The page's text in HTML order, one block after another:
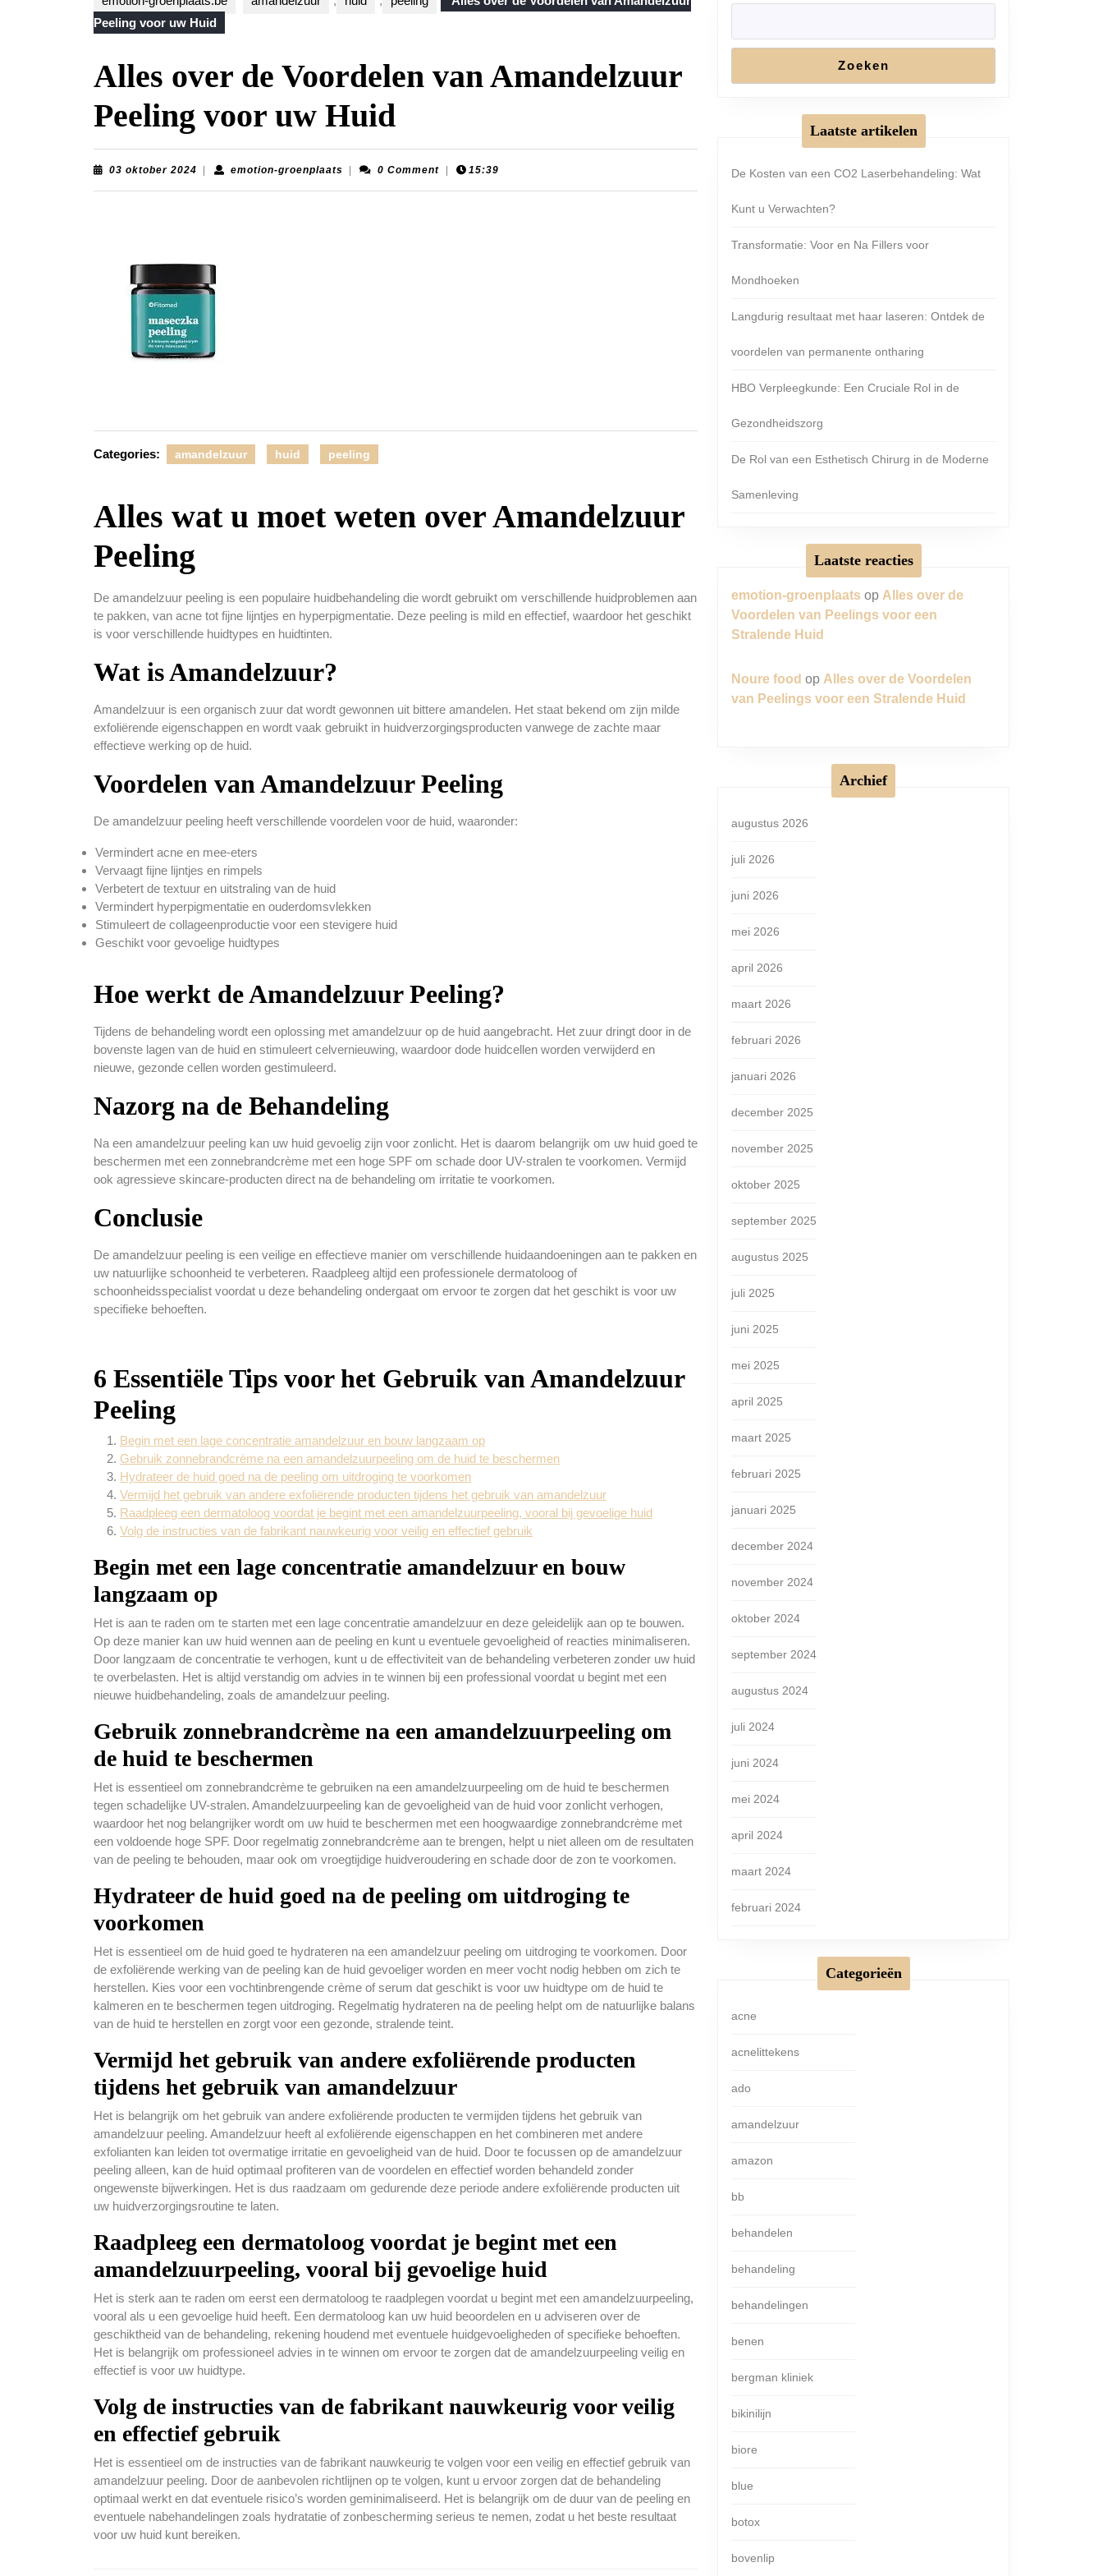
Peeling voor uw Huid
Alles over de Voordelen van Amandelzuur
Peeling voor uw Huid
03 oktober 2024 03
emotion-groenplaatsemotion-0 Comment 15:39
Categories: amandelzuur huid peeling
Alles wat u moet weten over Amandelzuur
Peeling
De amandelzuur peeling is een populaire huidbehandeling die wordt gebruikt om verschillende huidproblemen aan
te pakken, van acne tot fijne lijntjes en hyperpigmentatie. Deze peeling is mild en effectief, waardoor het geschikt
is voor verschillende huidtypes en huidtinten.
Wat is Amandelzuur?
Amandelzuur is een organisch zuur dat wordt gewonnen uit bittere amandelen. Het staat bekend om zijn milde
exfoliërende eigenschappen en wordt vaak gebruikt in huidverzorgingsproducten vanwege de zachte maar
effectieve werking op de huid.
Voordelen van Amandelzuur Peeling
De amandelzuur peeling heeft verschillende voordelen voor de huid, waaronder:
Vermindert acne en mee-eters
Vervaagt fijne lijntjes en rimpels
Verbetert de textuur en uitstraling van de huid
Vermindert hyperpigmentatie en ouderdomsvlekken
Stimuleert de collageenproductie voor een stevigere huid
Geschikt voor gevoelige huidtypes
Hoe werkt de Amandelzuur Peeling?
Tijdens de behandeling wordt een oplossing met amandelzuur op de huid aangebracht. Het zuur dringt door in de
bovenste lagen van de huid en stimuleert celvernieuwing, waardoor dode huidcellen worden verwijderd en
nieuwe, gezonde cellen worden gestimuleerd.
Nazorg na de Behandeling
Na een amandelzuur peeling kan uw huid gevoelig zijn voor zonlicht. Het is daarom belangrijk om uw huid goed te
beschermen met een zonnebrandcrème met een hoge SPF om schade door UV-stralen te voorkomen. Vermijd
ook agressieve skincare-producten direct na de behandeling om irritatie te voorkomen.
Conclusie
De amandelzuur peeling is een veilige en effectieve manier om verschillende huidaandoeningen aan te pakken en
uw natuurlijke schoonheid te verbeteren. Raadpleeg altijd een professionele dermatoloog of
schoonheidsspecialist voordat u deze behandeling ondergaat om ervoor te zorgen dat het geschikt is voor uw
specifieke behoeften.
6 Essentiële Tips voor het Gebruik van Amandelzuur
Peeling
Begin met een lage concentratie amandelzuur en bouw langzaam op
Gebruik zonnebrandcrème na een amandelzuurpeeling om de huid te beschermen
Hydrateer de huid goed na de peeling om uitdroging te voorkomen
Vermijd het gebruik van andere exfoliërende producten tijdens het gebruik van amandelzuur
Raadpleeg een dermatoloog voordat je begint met een amandelzuurpeeling, vooral bij gevoelige huid
Volg de instructies van de fabrikant nauwkeurig voor veilig en effectief gebruik
Begin met een lage concentratie amandelzuur en bouw
langzaam op
Het is aan te raden om te starten met een lage concentratie amandelzuur en deze geleidelijk aan op te bouwen.
Op deze manier kan uw huid wennen aan de peeling en kunt u eventuele gevoeligheid of reacties minimaliseren.
Door langzaam de concentratie te verhogen, kunt u de effectiviteit van de behandeling verbeteren zonder uw huid
te overbelasten. Het is altijd verstandig om advies in te winnen bij een professional voordat u begint met een
nieuwe huidbehandeling, zoals de amandelzuur peeling.
Gebruik zonnebrandcrème na een amandelzuurpeeling om
de huid te beschermen
Het is essentieel om zonnebrandcrème te gebruiken na een amandelzuurpeeling om de huid te beschermen
tegen schadelijke UV-stralen. Amandelzuurpeeling kan de gevoeligheid van de huid voor zonlicht verhogen,
waardoor het nog belangrijker wordt om uw huid te beschermen met een hoogwaardige zonnebrandcrème met
een voldoende hoge SPF. Door regelmatig zonnebrandcrème aan te brengen, helpt u niet alleen om de resultaten
van de peeling te behouden, maar ook om vroegtijdige huidveroudering en schade door de zon te voorkomen.
Hydrateer de huid goed na de peeling om uitdroging te
voorkomen
Het is essentieel om de huid goed te hydrateren na een amandelzuur peeling om uitdroging te voorkomen. Door
de exfoliërende werking van de peeling kan de huid gevoeliger worden en meer vocht nodig hebben om zich te
herstellen. Kies voor een vochtinbrengende crème of serum dat geschikt is voor uw huidtype om de huid te
kalmeren en te beschermen tegen uitdroging. Regelmatig hydrateren na de peeling helpt om de natuurlijke balans
van de huid te herstellen en zorgt voor een gezonde, stralende teint.
Vermijd het gebruik van andere exfoliërende producten
tijdens het gebruik van amandelzuur
Het is belangrijk om het gebruik van andere exfoliërende producten te vermijden tijdens het gebruik van
amandelzuur peeling. Amandelzuur heeft al exfoliërende eigenschappen en het combineren met andere
exfolianten kan leiden tot overmatige irritatie en gevoeligheid van de huid. Door te focussen op de amandelzuur
peeling alleen, kan de huid optimaal profiteren van de voordelen en effectief worden behandeld zonder
ongewenste bijwerkingen. Het is dus raadzaam om gedurende deze periode andere exfoliërende producten uit
uw huidverzorgingsroutine te laten.
Raadpleeg een dermatoloog voordat je begint met een
amandelzuurpeeling, vooral bij gevoelige huid
Het is sterk aan te raden om eerst een dermatoloog te raadplegen voordat u begint met een amandelzuurpeeling,
vooral als u een gevoelige huid heeft. Een dermatoloog kan uw huid beoordelen en u adviseren over de
geschiktheid van de behandeling, rekening houdend met eventuele huidgevoeligheden of specifieke behoeften.
Het is belangrijk om professioneel advies in te winnen om ervoor te zorgen dat de amandelzuurpeeling veilig en
effectief is voor uw huidtype.
Volg de instructies van de fabrikant nauwkeurig voor veilig
en effectief gebruik
Het is essentieel om de instructies van de fabrikant nauwkeurig te volgen voor een veilig en effectief gebruik van
amandelzuur peeling. Door de aanbevolen richtlijnen op te volgen, kunt u ervoor zorgen dat de behandeling
optimaal werkt en dat eventuele risico’s worden geminimaliseerd. Het is belangrijk om de duur van de peeling en
eventuele nabehandelingen zoals hydratatie of zonbescherming serieus te nemen, zodat u het beste resultaat
voor uw huid kunt bereiken.
Zoeken
Laatste artikelen
De Kosten van een CO2 Laserbehandeling: Wat
Kunt u Verwachten?
Transformatie: Voor en Na Fillers voor
Mondhoeken
Langdurig resultaat met haar laseren: Ontdek de
voordelen van permanente ontharing
HBO Verpleegkunde: Een Cruciale Rol in de
Gezondheidszorg
De Rol van een Esthetisch Chirurg in de Moderne
Samenleving
Laatste reacties
emotion-groenplaats op Alles over de
Voordelen van Peelings voor een
Stralende Huid
Noure food op Alles over de Voordelen
van Peelings voor een Stralende Huid
Archief
augustus 2026
juli 2026
juni 2026
mei 2026
april 2026
maart 2026
februari 2026
januari 2026
december 2025
november 2025
oktober 2025
september 2025
augustus 2025
juli 2025
juni 2025
mei 2025
april 2025
maart 2025
februari 2025
januari 2025
december 2024
november 2024
oktober 2024
september 2024
augustus 2024
juli 2024
juni 2024
mei 2024
april 2024
maart 2024
februari 2024
Categorieën
acne
acnelittekens
ado
amandelzuur
amazon
bb
behandelen
behandeling
behandelingen
benen
bergman kliniek
bikinilijn
biore
blue
botox
bovenlip